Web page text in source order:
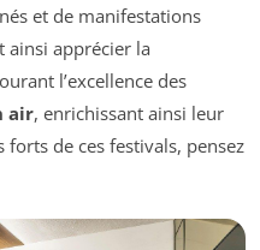
et de manifestations
ainsi apprécier la
l’excellence des
air, enrichissant ainsi leur
de ces festivals, pensez